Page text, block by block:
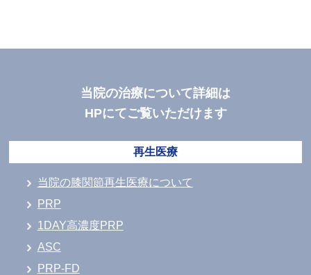
当院の治療について詳細は
HPにてご覧いただけます
再生医療
当院の膝関節再生医療について
PRP
1DAY高濃度PRP
ASC
PRP-FD